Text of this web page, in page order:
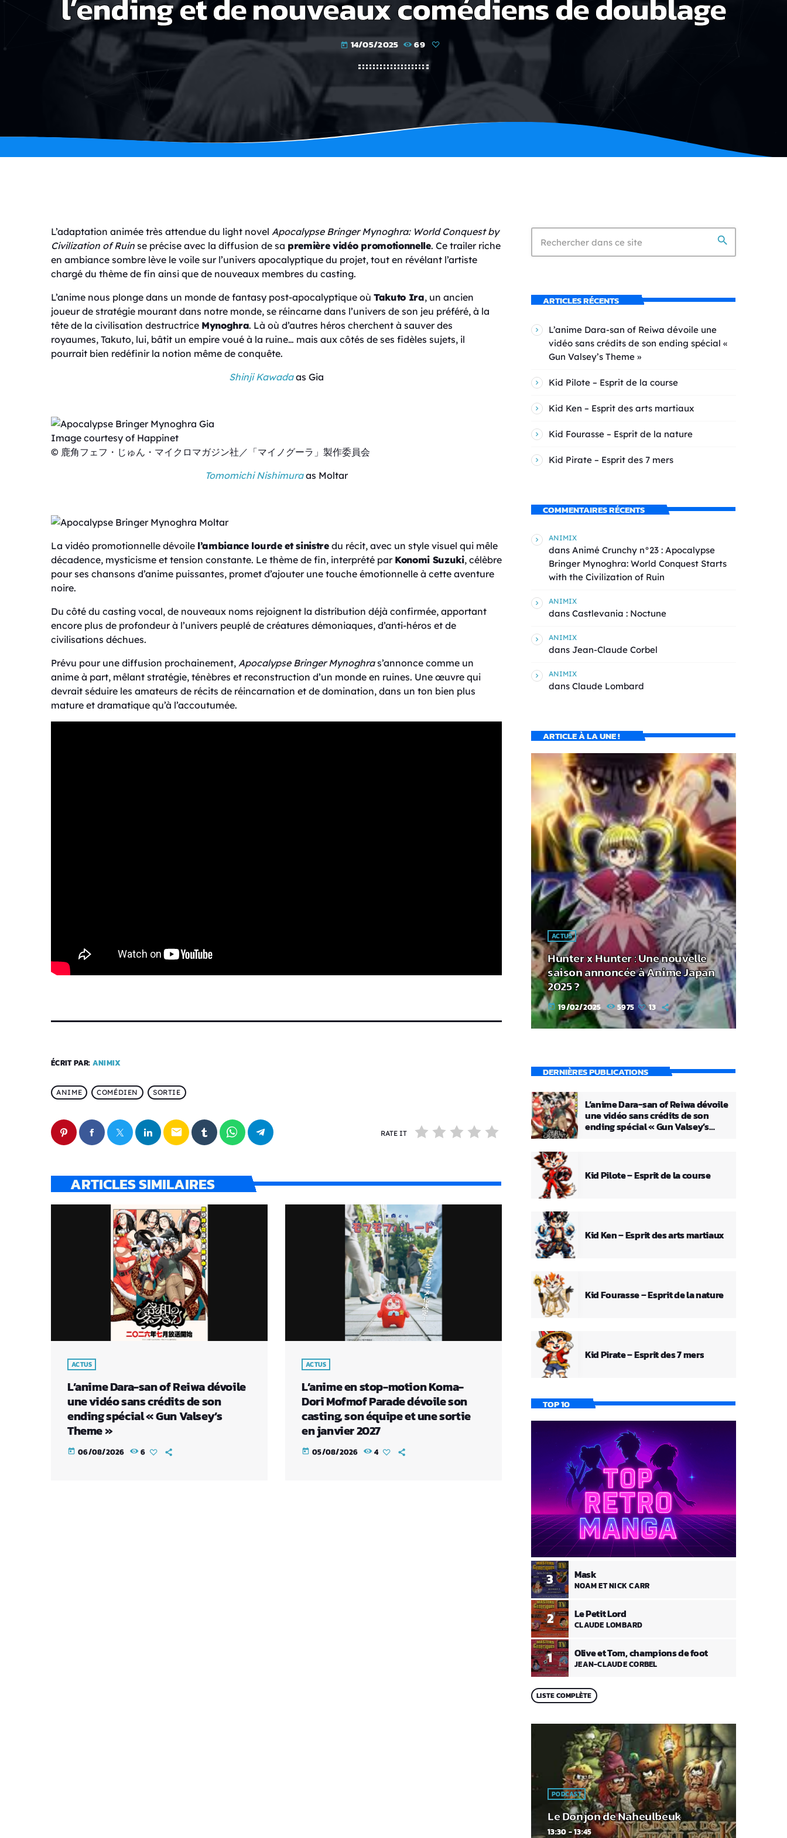
today 14/05/2025 69
L’adaptation animée très attendue du light novel Apocalypse Bringer Mynoghra: World Conquest by
Civilization of Ruin se précise avec la diffusion de sa première vidéo promotionnelle. Ce trailer riche
en ambiance sombre lève le voile sur l’univers apocalyptique du projet, tout en révélant l’artiste
chargé du thème de fin ainsi que de nouveaux membres du casting.
L’anime nous plonge dans un monde de fantasy post-apocalyptique où Takuto Ira, un ancien
joueur de stratégie mourant dans notre monde, se réincarne dans l’univers de son jeu préféré, à la
tête de la civilisation destructrice Mynoghra. Là où d’autres héros cherchent à sauver des
royaumes, Takuto, lui, bâtit un empire voué à la ruine… mais aux côtés de ses fidèles sujets, il
pourrait bien redéfinir la notion même de conquête.
Shinji Kawadaas Gia
Image courtesy of Happinet
© 鹿角フェフ・じゅん・マイクロマガジン社／「マイノグーラ」製作委員会
Tomomichi Nishimuraas Moltar
La vidéo promotionnelle dévoile l’ambiance lourde et sinistredu récit, avec un style visuel qui mêle
décadence, mysticisme et tension constante. Le thème de fin, interprété par Konomi Suzuki, célèbre
pour ses chansons d’anime puissantes, promet d’ajouter une touche émotionnelle à cette aventure
noire.
Du côté du casting vocal, de nouveaux noms rejoignent la distribution déjà confirmée, apportant
encore plus de profondeur à l’univers peuplé de créatures démoniaques, d’anti-héros et de
civilisations déchues.
Prévu pour une diffusion prochainement, Apocalypse Bringer Mynoghras’annonce comme un
anime à part, mêlant stratégie, ténèbres et reconstruction d’un monde en ruines. Une œuvre qui
devrait séduire les amateurs de récits de réincarnation et de domination, dans un ton bien plus
mature et dramatique qu’à l’accoutumée.
ÉCRIT PAR: ANIMIX
ANIME COMÉDIEN SORTIE
email RATE IT
ARTICLES SIMILAIRES
ACTUS
L’anime Dara-san of Reiwa dévoile
une vidéo sans crédits de son
ending spécial « Gun Valsey’s
Theme »
today 06/08/2026 6
ACTUS
L’anime en stop-motion Koma-
Dori Mofmof Parade dévoile son
casting, son équipe et une sortie
en janvier 2027
today 05/08/2026 4
search
ARTICLES RÉCENTS
L’anime Dara-san of Reiwa dévoile une
vidéo sans crédits de son ending spécial «
Gun Valsey’s Theme »
Kid Pilote – Esprit de la course
Kid Ken – Esprit des arts martiaux
Kid Fourasse – Esprit de la nature
Kid Pirate – Esprit des 7 mers
COMMENTAIRES RÉCENTS
ANIMIX
dans Animé Crunchy n°23 : Apocalypse
Bringer Mynoghra: World Conquest Starts
with the Civilization of Ruin
ANIMIX
dans Castlevania : Noctune
ANIMIX
dans Jean-Claude Corbel
ANIMIX
dans Claude Lombard
ARTICLE À LA UNE !
ACTUS
Hunter x Hunter : Une nouvelle
saison annoncée à Anime Japan
2025 ?
today 19/02/2025 5975 13
DERNIÈRES PUBLICATIONS
L’anime Dara-san of Reiwa dévoile
une vidéo sans crédits de son
ending spécial « Gun Valsey’s
Kid Pilote – Esprit de la course
Kid Ken – Esprit des arts martiaux
Kid Fourasse – Esprit de la nature
Kid Pirate – Esprit des 7 mers
TOP 10
1 Olive et Tom, champions de foot
JEAN-CLAUDE CORBEL
2 Le Petit Lord
CLAUDE LOMBARD
3 Mask
NOAM ET NICK CARR
LISTE COMPLÈTE
PODCAST
Le Donjon de Naheulbeuk
13:30 - 13:45